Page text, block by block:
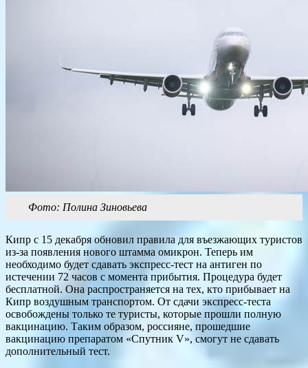
Фото: Полина Зиновьева
Кипр с 15 декабря обновил правила для въезжающих туристов
из-за появления нового штамма омикрон. Теперь им
необходимо будет сдавать экспресс-тест на антиген по
истечении 72 часов с момента прибытия. Процедура будет
бесплатной. Она распространяется на тех, кто прибывает на
Кипр воздушным транспортом. От сдачи экспресс-теста
освобождены только те туристы, которые прошли полную
вакцинацию. Таким образом, россияне, прошедшие
вакцинацию препаратом «Спутник V», смогут не сдавать
дополнительный тест.